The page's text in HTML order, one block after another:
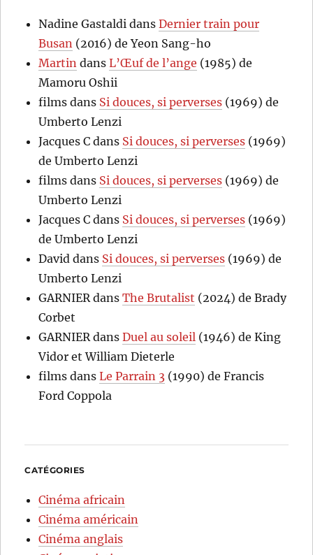
Nadine Gastaldi dansDernier train pour
Busan (2016) de Yeon Sang-ho
Martin dansL’Œuf de l’ange (1985) de
Mamoru Oshii
films dans Si douces, si perverses (1969) de
Umberto Lenzi
Jacques C dans Si douces, si perverses (1969)
de Umberto Lenzi
films dans Si douces, si perverses (1969) de
Umberto Lenzi
Jacques C dans Si douces, si perverses (1969)
de Umberto Lenzi
David dans Si douces, si perverses (1969) de
Umberto Lenzi
GARNIER dansThe Brutalist (2024) de Brady
Corbet
GARNIER dansDuel au soleil (1946) de King
Vidor et William Dieterle
films dansLe Parrain 3 (1990) de Francis
Ford Coppola
CATÉGORIES
Cinéma africain
Cinéma américain
Cinéma anglais